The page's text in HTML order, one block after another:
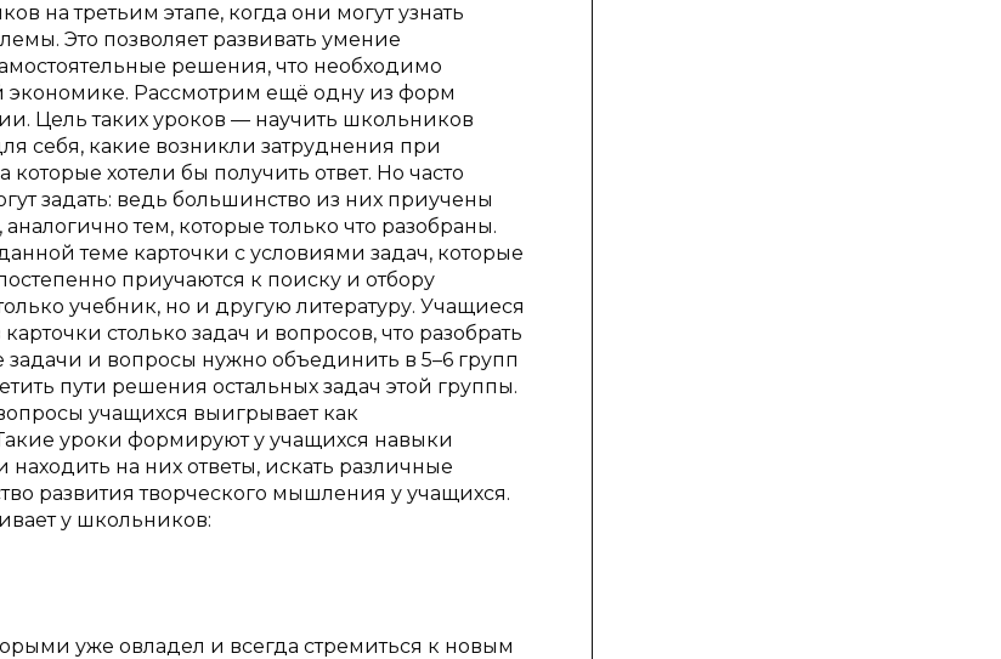
на третьим этапе, когда они могут узнать
Это позволяет развивать умение
решения, что необходимо
Рассмотрим ещё одну из форм
Цель таких уроков — научить школьников
себя, какие возникли затруднения при
хотели бы получить ответ. Но часто
задать: ведь большинство из них приучены
тем, которые только что разобраны.
теме карточки с условиями задач, которые
приучаются к поиску и отбору
учебник, но и другую литературу. Учащиеся
столько задач и вопросов, что разобрать
и вопросы нужно объединить в 5–6 групп
пути решения остальных задач этой группы.
учащихся выигрывает как
уроки формируют у учащихся навыки
на них ответы, искать различные
развития творческого мышления у учащихся.
у школьников:
уже овладел и всегда стремиться к новым